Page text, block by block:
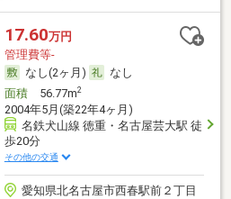
17.60万円
管理費等-
なし(2ヶ月)
なし
面積56.77m2
2004年5月(築22年4ヶ月)
名鉄犬山線 徳重・名古屋芸大駅 徒
歩20分
その他の交通
愛知県北名古屋市西春駅前２丁目